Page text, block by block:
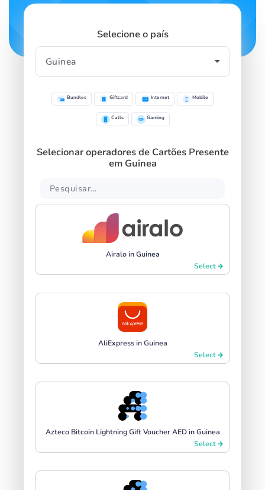
Selecione o país
Bundles Giftcard Internet Mobile
Calls Gaming
Selecionar operadores de Cartões Presente
em Guinea
Airalo in Guinea
Select
AliExpress in Guinea
Select
Azteco Bitcoin Lightning Gift Voucher AED in Guinea
Select